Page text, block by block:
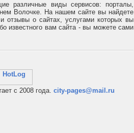
различные виды сервисов: порталы,
Волочке. На нашем сайте вы найдете
отзывы о сайтах, услугами которых вы
известного вам сайта - вы можете сами
с 2008 года. city-pages@mail.ru